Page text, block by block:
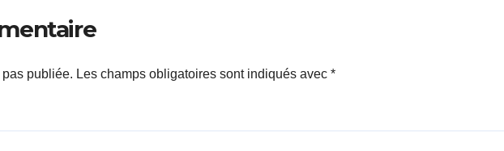
publiée. Les champs obligatoires sont indiqués avec *